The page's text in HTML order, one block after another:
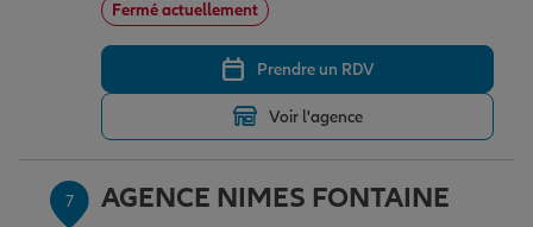
Fermé actuellement
Prendre un RDV
Voir l'agence
7 AGENCE NIMES FONTAINE